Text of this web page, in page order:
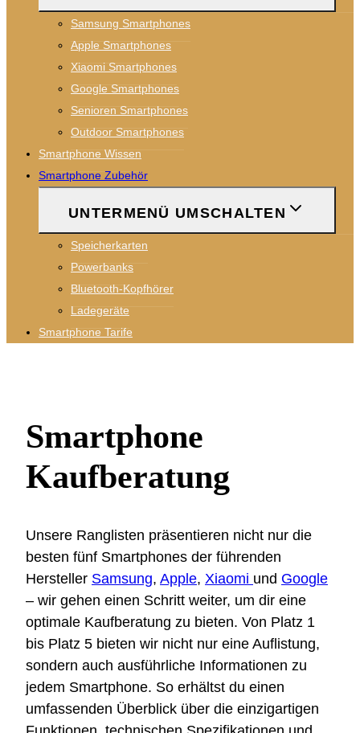
Samsung Smartphones
Apple Smartphones
Xiaomi Smartphones
Google Smartphones
Senioren Smartphones
Outdoor Smartphones
Smartphone Wissen
Smartphone Zubehör
UNTERMENÜ UMSCHALTEN
Speicherkarten
Powerbanks
Bluetooth-Kopfhörer
Ladegeräte
Smartphone Tarife
Smartphone
Kaufberatung
Unsere Ranglisten präsentieren nicht nur die
besten fünf Smartphones der führenden
Hersteller Samsung, Apple, Xiaomi und Google
– wir gehen einen Schritt weiter, um dir eine
optimale Kaufberatung zu bieten. Von Platz 1
bis Platz 5 bieten wir nicht nur eine Auflistung,
sondern auch ausführliche Informationen zu
jedem Smartphone. So erhältst du einen
umfassenden Überblick über die einzigartigen